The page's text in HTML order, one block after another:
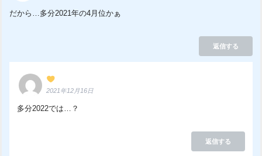
だから…多分2021年の4月位かぁ
返信する
2021年12月16日
多分2022では…？
返信する